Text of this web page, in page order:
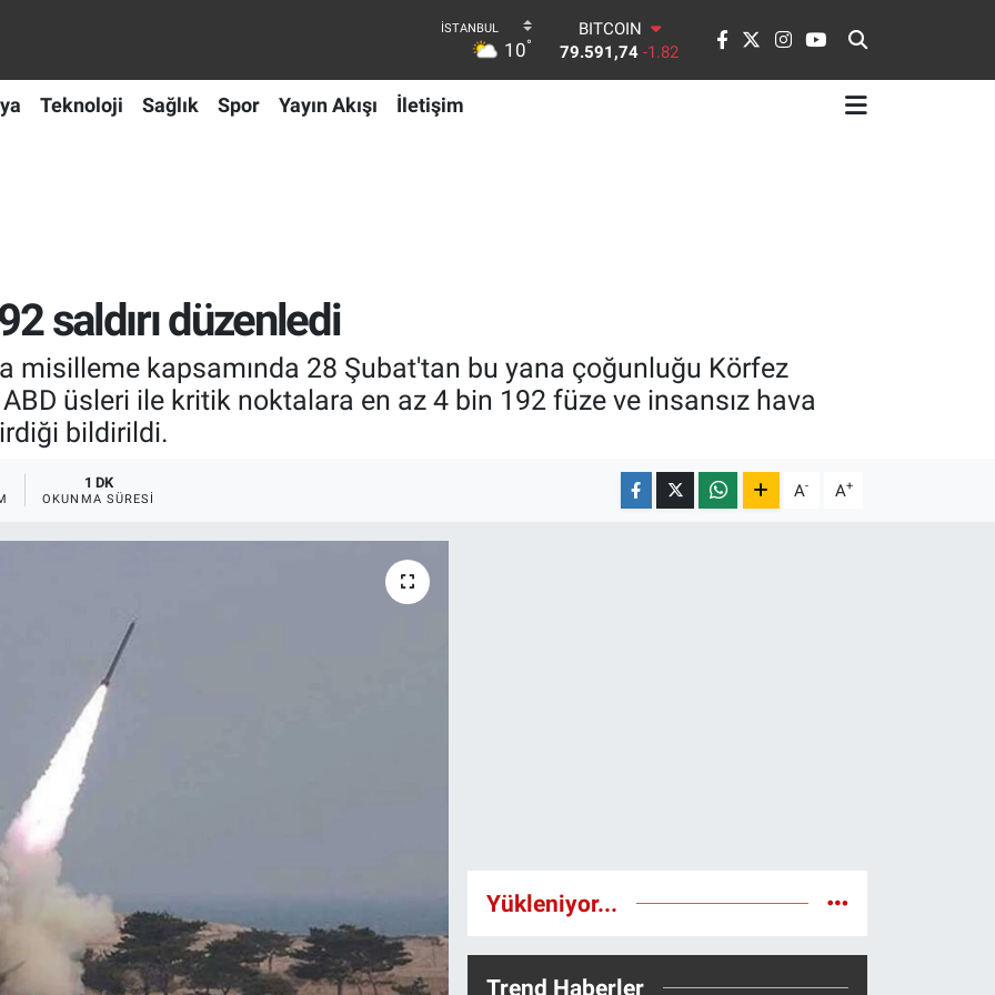
10°
DOLAR
45,43620 0.02
EURO
Teknoloji Sağlık Spor Yayın Akışı İletişim
saldırı düzenledi
misilleme kapsamında 28 Şubat'tan bu yana çoğunluğu Körfez
üsleri ile kritik noktalara en az 4 bin 192 füze ve insansız hava
bildirildi.
1 DK
OKUNMA SÜRESI A- A+
Yükleniyor...
Trend Haberler